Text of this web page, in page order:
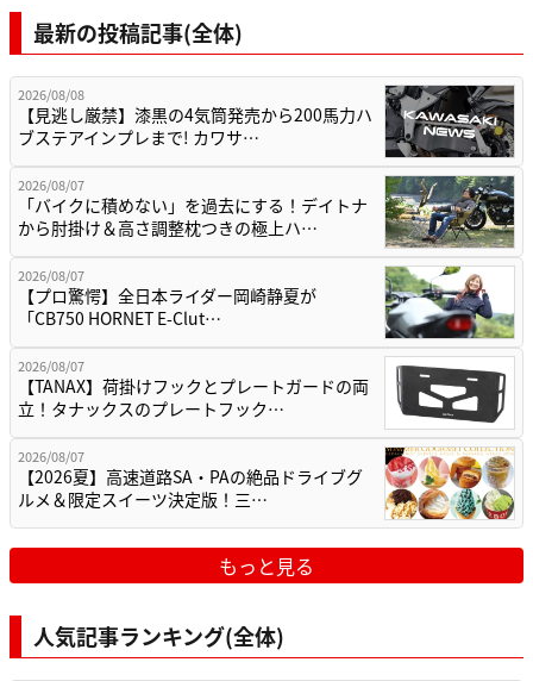
最新の投稿記事(全体)
2026/08/08
【見逃し厳禁】漆黒の4気筒発売から200馬力ハ
ブステアインプレまで! カワサ…
2026/08/07
「バイクに積めない」を過去にする！デイトナ
から肘掛け＆高さ調整枕つきの極上ハ…
2026/08/07
【プロ驚愕】全日本ライダー岡崎静夏が
「CB750 HORNET E-Clut…
2026/08/07
【TANAX】荷掛けフックとプレートガードの両
立！タナックスのプレートフック…
2026/08/07
【2026夏】高速道路SA・PAの絶品ドライブグ
ルメ＆限定スイーツ決定版！三…
もっと見る
人気記事ランキング(全体)